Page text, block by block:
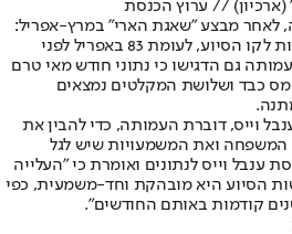
// ערוץ הכנסת
מבצע "שאגת הארי" במרץ-אפריל:
בחודש אפריל התקבלו 100 פניות לקו הסיוע, לעומת 83 באפריל לפני
(עלייה של כ-20%). בעמותה גם הדגישו כי נתוני חודש מאי טרם
כבד ושלושת המקלטים נמצאים
וייס, דוברת העמותה, כדי להבין את
ואת המשמעויות שיש לגל
ענבל וייס לנתונים ואומרת כי "העלייה
הסיוע היא מובהקת וחד-משמעית, כפי
קודמות באותם החודשים".